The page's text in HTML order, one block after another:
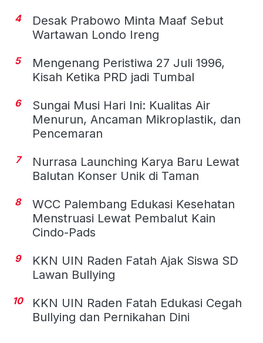
4
Desak Prabowo Minta Maaf Sebut
Wartawan Londo Ireng
5
Mengenang Peristiwa 27 Juli 1996,
Kisah Ketika PRD jadi Tumbal
6
Sungai Musi Hari Ini: Kualitas Air
Menurun, Ancaman Mikroplastik, dan
Pencemaran
7
Nurrasa Launching Karya Baru Lewat
Balutan Konser Unik di Taman
8
WCC Palembang Edukasi Kesehatan
Menstruasi Lewat Pembalut Kain
Cindo-Pads
9
KKN UIN Raden Fatah Ajak Siswa SD
Lawan Bullying
10
KKN UIN Raden Fatah Edukasi Cegah
Bullying dan Pernikahan Dini